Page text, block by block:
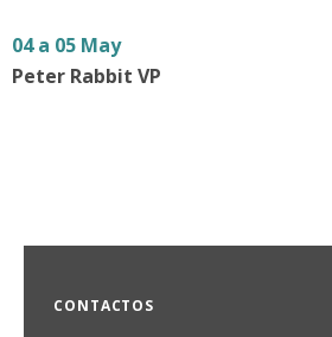
04 a 05 May
Peter Rabbit VP
CONTACTOS